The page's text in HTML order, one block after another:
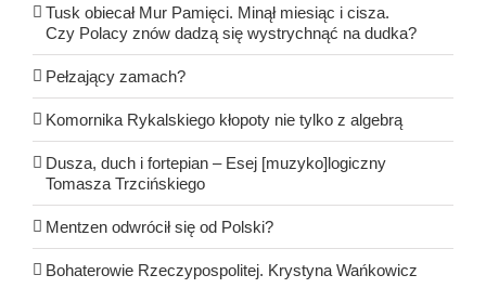
Tusk obiecał Mur Pamięci. Minął miesiąc i cisza.
Czy Polacy znów dadzą się wystrychnąć na dudka?
Pełzający zamach?
Komornika Rykalskiego kłopoty nie tylko z algebrą
Dusza, duch i fortepian – Esej [muzyko]logiczny
Tomasza Trzcińskiego
Mentzen odwrócił się od Polski?
Bohaterowie Rzeczypospolitej. Krystyna Wańkowicz